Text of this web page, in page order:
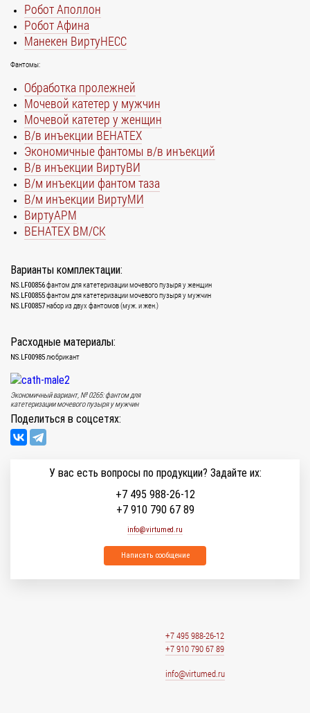
Робот Аполлон
Робот Афина
Манекен ВиртуНЕСС
Фантомы:
Обработка пролежней
Мочевой катетер у мужчин
Мочевой катетер у женщин
В/в инъекции ВЕНАТЕХ
Экономичные фантомы в/в инъекций
В/в инъекции ВиртуВИ
В/м инъекции фантом таза
В/м инъекции ВиртуМИ
ВиртуАРМ
ВЕНАТЕХ ВМ/СК
Варианты комплектации:
NS.LF00856фантом для катетеризации мочевого пузыря у женщин
NS.LF00855фантом для катетеризации мочевого пузыря у мужчин
NS.LF00857набор из двух фантомов (муж. и жен.)
Расходные материалы:
NS.LF00985любрикант
Экономичный вариант, № 0265: фантом для
катетеризации мочевого пузыря у мужчин
Поделиться в соцсетях:
У вас есть вопросы по продукции? Задайте их:
+7 495 988-26-12
+7 910 790 67 89
info@virtumed.ru
Написать сообщение
+7 495 988-26-12
+7 910 790 67 89
info@virtumed.ru